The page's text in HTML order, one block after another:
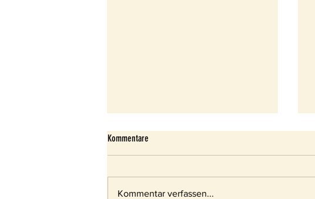
Neuer Imkerverband
Kommentare
Kommentar verfassen...